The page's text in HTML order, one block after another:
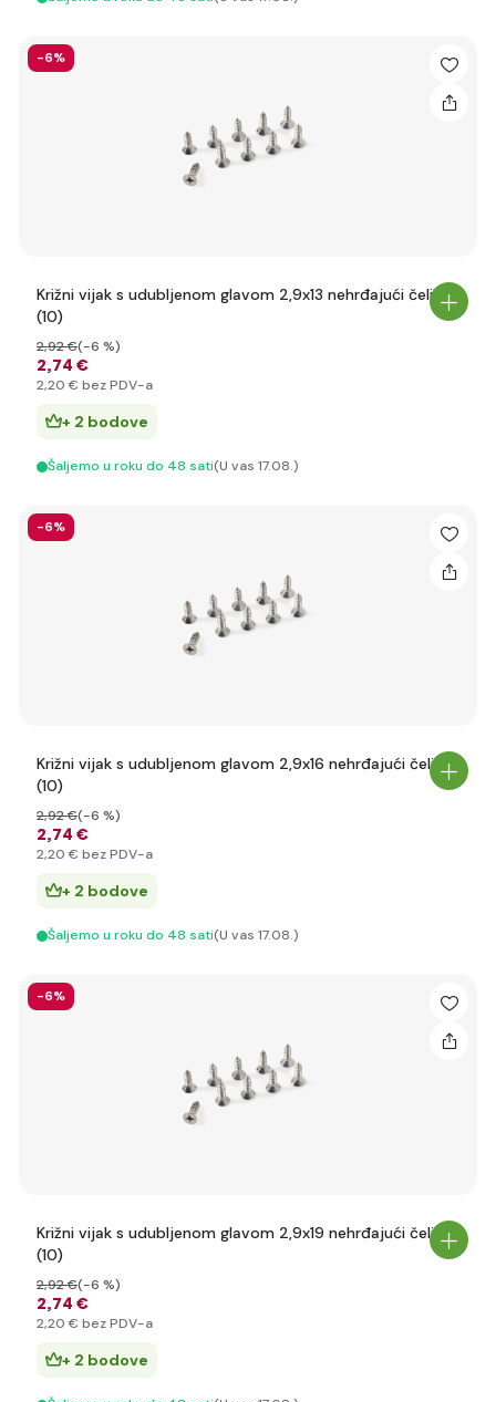
-6%
Križni vijak s udubljenom glavom 2,9x13 nehrđajući čelik
(10)
2,74 €
2,92 €(-6 %)
2,20 € bez PDV-a
+ 2 bodove
Šaljemo u roku do 48 sati(U vas 17.08.)
-6%
Križni vijak s udubljenom glavom 2,9x16 nehrđajući čelik
(10)
2,74 €
2,92 €(-6 %)
2,20 € bez PDV-a
+ 2 bodove
Šaljemo u roku do 48 sati(U vas 17.08.)
-6%
Križni vijak s udubljenom glavom 2,9x19 nehrđajući čelik
(10)
2,74 €
2,92 €(-6 %)
2,20 € bez PDV-a
+ 2 bodove